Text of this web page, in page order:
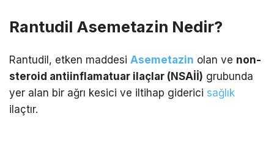
Rantudil Asemetazin Nedir?
Rantudil, etken maddesi Asemetazin olan ve non-
steroid antiinflamatuar ilaçlar (NSAİİ) grubunda
yer alan bir ağrı kesici ve iltihap giderici sağlık
ilaçtır.